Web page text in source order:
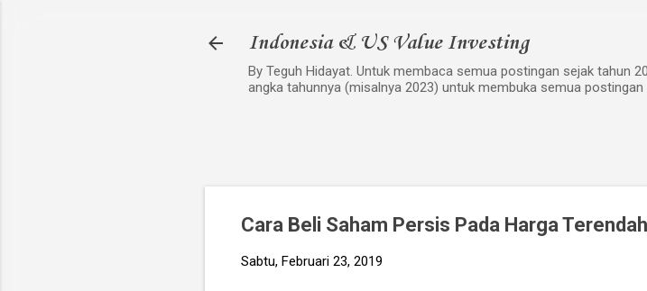
Indonesia & US Value Investing
By Teguh Hidayat. Untuk membaca semua postingan sejak tahun
angka tahunnya (misalnya 2023) untuk membuka semua
Cara Beli Saham Persis Pada Harga
Sabtu, Februari 23, 2019